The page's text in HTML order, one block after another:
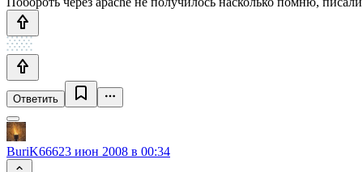
Ответить
BuriK66623 июн 2008 в 00:34